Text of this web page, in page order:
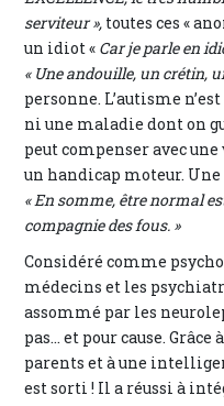
serviteur », toutes ces «
un idiot « Car je parle en
« Une andouille, un crétin,
personne. L’autisme
ni une maladie dont on
peut compenser avec
un handicap moteur.
« En somme, être normal
compagnie des fous. »
Considéré comme
médecins et les
assommé par les
pas... et pour cause.
parents et à une
est sorti ! Il a réussi à